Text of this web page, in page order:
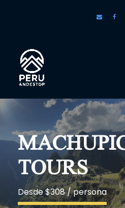
TOURS
Desde $308 / persona